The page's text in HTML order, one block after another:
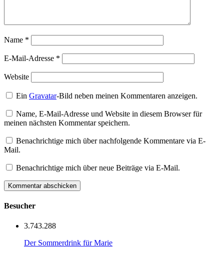
Name *
E-Mail-Adresse *
Website
EinGravatar-Bild neben meinen Kommentaren anzeigen.
Name, E-Mail-Adresse und Website in diesem Browser für
meinen nächsten Kommentar speichern.
Benachrichtige mich über nachfolgende Kommentare via E-
Mail.
Benachrichtige mich über neue Beiträge via E-Mail.
Besucher
3.743.288
Der Sommerdrink für Marie